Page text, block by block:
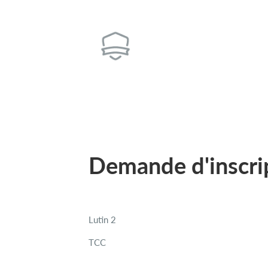
Demande
Lutin 2
TCC